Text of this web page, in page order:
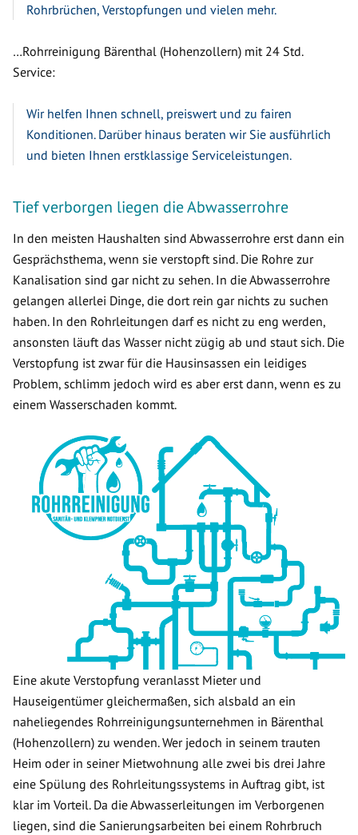
Rohrbrüchen, Verstopfungen und vielen mehr.
…Rohrreinigung Bärenthal (Hohenzollern) mit 24 Std.
Service:
Wir helfen Ihnen schnell, preiswert und zu fairen
Konditionen. Darüber hinaus beraten wir Sie ausführlich
und bieten Ihnen erstklassige Serviceleistungen.
Tief verborgen liegen die Abwasserrohre
In den meisten Haushalten sind Abwasserrohre erst dann ein
Gesprächsthema, wenn sie verstopft sind. Die Rohre zur
Kanalisation sind gar nicht zu sehen. In die Abwasserrohre
gelangen allerlei Dinge, die dort rein gar nichts zu suchen
haben. In den Rohrleitungen darf es nicht zu eng werden,
ansonsten läuft das Wasser nicht zügig ab und staut sich. Die
Verstopfung ist zwar für die Hausinsassen ein leidiges
Problem, schlimm jedoch wird es aber erst dann, wenn es zu
einem Wasserschaden kommt.
Eine akute Verstopfung veranlasst Mieter und
Hauseigentümer gleichermaßen, sich alsbald an ein
naheliegendes Rohrreinigungsunternehmen in Bärenthal
(Hohenzollern) zu wenden. Wer jedoch in seinem trauten
Heim oder in seiner Mietwohnung alle zwei bis drei Jahre
eine Spülung des Rohrleitungssystems in Auftrag gibt, ist
klar im Vorteil. Da die Abwasserleitungen im Verborgenen
liegen, sind die Sanierungsarbeiten bei einem Rohrbruch